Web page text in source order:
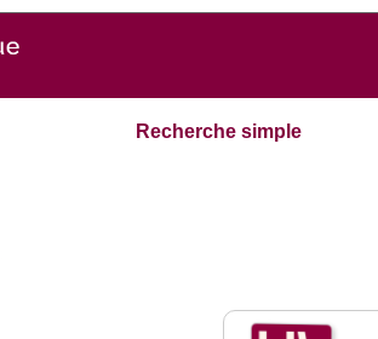
Recherche simple